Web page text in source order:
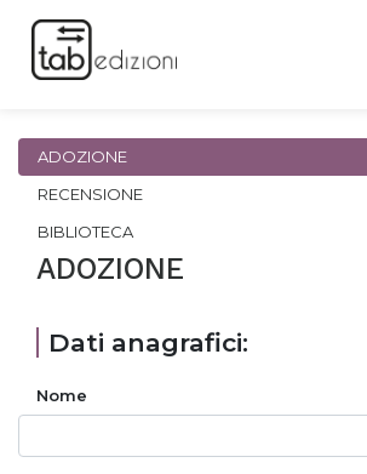
ADOZIONE
RECENSIONE
BIBLIOTECA
ADOZIONE
Dati anagrafici:
Nome